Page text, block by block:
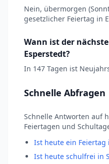
Nein, übermorgen
gesetzlicher Feiertag in
Wann ist der
Esperstedt?
In 147 Tagen ist
Schnelle Abfragen
Schnelle Antworten auf
Feiertagen und
Ist heute ein Feiertag
Ist heute schulfrei in